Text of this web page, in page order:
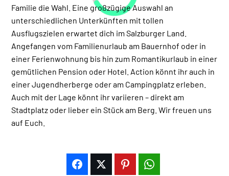
Familie die Wahl. Eine großzügige Auswahl an
unterschiedlichen Unterkünften mit tollen
Ausflugszielen erwartet dich im Salzburger Land.
Angefangen vom Familienurlaub am Bauernhof oder in
einer Ferienwohnung bis hin zum Romantikurlaub in einer
gemütlichen Pension oder Hotel. Action könnt ihr auch in
einer Jugendherberge oder am Campingplatz erleben.
Auch mit der Lage könnt ihr variieren – direkt am
Stadtplatz oder lieber ein Stück am Berg. Wir freuen uns
auf Euch.